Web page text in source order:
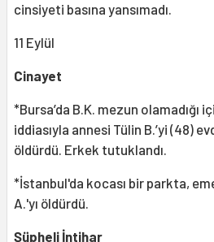
cinsiyeti basına yansımadı.
11 Eylül
Cinayet
*Bursa’da B.K. mezun olamadığı
iddiasıyla annesi Tülin B.’yi (48)
öldürdü. Erkek tutuklandı.
*İstanbul'da kocası bir parkta,
A.'yı öldürdü.
Şüpheli İntihar